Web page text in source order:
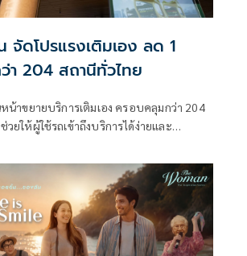
ดโปรแรงเติมเอง ลด 1
า 204 สถานีทั่วไทย
ริการเติมเอง ครอบคลุมกว่า 204
ยให้ผู้ใช้รถเข้าถึงบริการได้ง่ายและ